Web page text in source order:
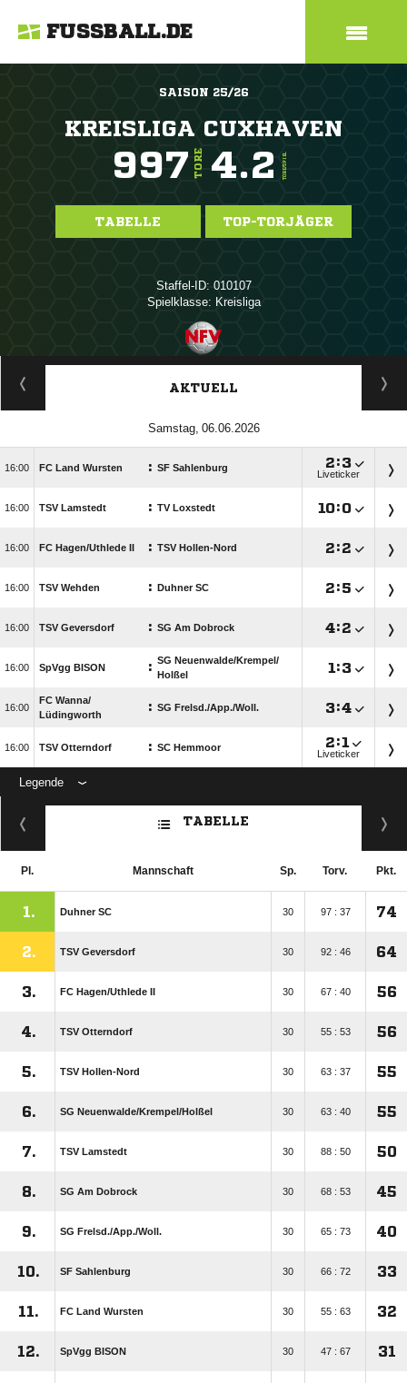
FUSSBALL.DE
SAISON 25/26
KREISLIGA CUXHAVEN
997 TORE 4.2 TORE/SPIEL
TABELLE TOP-TORJÄGER
Staffel-ID: 010107
Spielklasse: Kreisliga
ANZEIGE
AKTUELL
 
 FC Land Wursten : SF Sahlenburg :
Liveticker
 TSV Lamstedt : TV Loxstedt :
 FC Hagen/​Uthlede II : TSV Hollen-Nord :
 TSV Wehden : Duhner SC :
 TSV Geversdorf : SG Am Dobrock :
 SpVgg BISON : SG Neuenwalde/​Krempel/​
Holßel
 :

FC Wanna/​
Lüdingworth
: SG Frelsd./​App./​Woll. :
 TSV Otterndorf : SC Hemmoor :
Liveticker
Legende
ANZEIGE
TABELLE
Pl. Mannschaft Sp. Torv. Pkt.
1. Duhner SC 30 97 : 37 74
2. TSV Geversdorf 30 92 : 46 64
3. FC Hagen/​Uthlede II 30 67 : 40 56
4. TSV Otterndorf 30 55 : 53 56
5. TSV Hollen-Nord 30 63 : 37 55
6. SG Neuenwalde/​Krempel/​Holßel 30 63 : 40 55
7. TSV Lamstedt 30 88 : 50 50
8. SG Am Dobrock 30 68 : 53 45
9. SG Frelsd./​App./​Woll. 30 65 : 73 40
10. SF Sahlenburg 30 66 : 72 33
11. FC Land Wursten 30 55 : 63 32
12. SpVgg BISON 30 47 : 67 31